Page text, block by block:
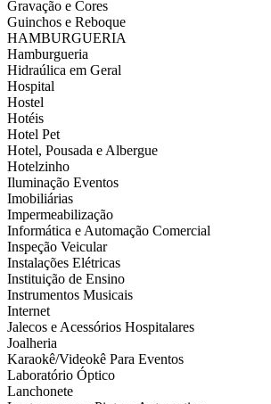
Gravação e Cores
Guinchos e Reboque
HAMBURGUERIA
Hamburgueria
Hidraúlica em Geral
Hospital
Hostel
Hotéis
Hotel Pet
Hotel, Pousada e Albergue
Hotelzinho
Iluminação Eventos
Imobiliárias
Impermeabilização
Informática e Automação Comercial
Inspeção Veicular
Instalações Elétricas
Instituição de Ensino
Instrumentos Musicais
Internet
Jalecos e Acessórios Hospitalares
Joalheria
Karaokê/Videokê Para Eventos
Laboratório Óptico
Lanchonete